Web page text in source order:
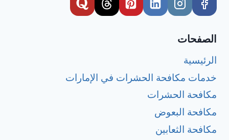
الصفحات
الرئيسية
خدمات مكافحة الحشرات في الإمارات
مكافحة الحشرات
مكافحة البعوض
مكافحة الثعابين